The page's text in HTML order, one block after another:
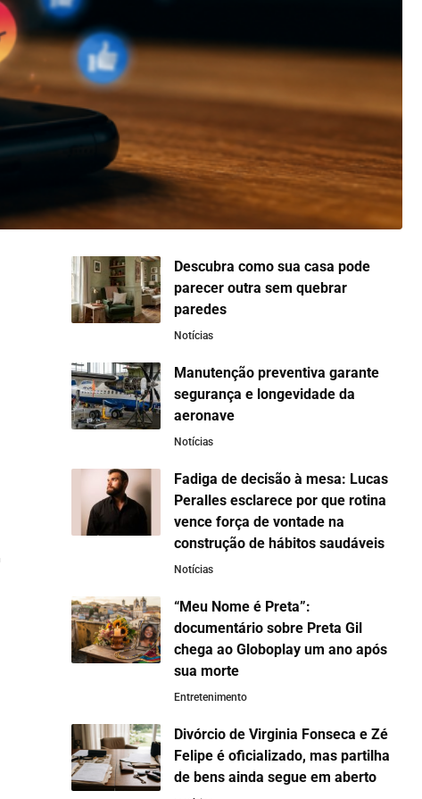
Descubra como sua casa pode
parecer outra sem quebrar
paredes
Notícias
Manutenção preventiva garante
segurança e longevidade da
aeronave
Notícias
Fadiga de decisão à mesa: Lucas
Peralles esclarece por que rotina
vence força de vontade na
construção de hábitos saudáveis
Notícias
“Meu Nome é Preta”:
documentário sobre Preta Gil
chega ao Globoplay um ano após
sua morte
Entretenimento
Divórcio de Virginia Fonseca e Zé
Felipe é oficializado, mas partilha
de bens ainda segue em aberto